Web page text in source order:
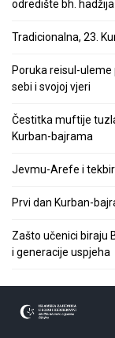
odredište bh. hadžija
Tradicionalna, 23.
Poruka reisul-
sebi i svojoj vjeri
Čestitka muftije
Kurban-bajrama
Jevmu-Arefe i
Prvi dan Kurban-
Zašto učenici biraju
i generacije uspjeha